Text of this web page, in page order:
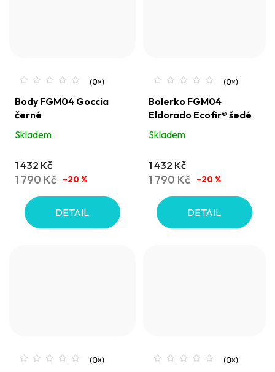
Body FGM04 Goccia
černé
Skladem
1 432 Kč
1 790 Kč –20 %
DETAIL
Bolerko FGM04
Eldorado Ecofir® šedé
Skladem
1 432 Kč
1 790 Kč –20 %
DETAIL